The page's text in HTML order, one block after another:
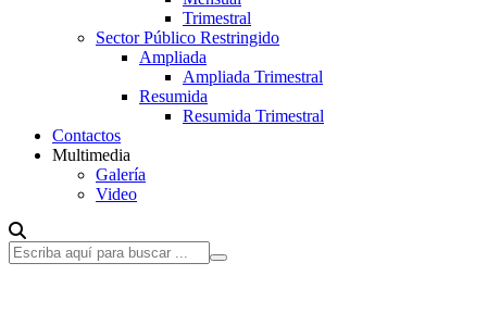
Trimestral
Sector Público Restringido
Ampliada
Ampliada Trimestral
Resumida
Resumida Trimestral
Contactos
Multimedia
Galería
Video